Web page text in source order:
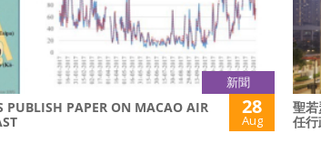
新聞
PUBLISH PAPER ON MACAO AIR
28
Aug
聖
任